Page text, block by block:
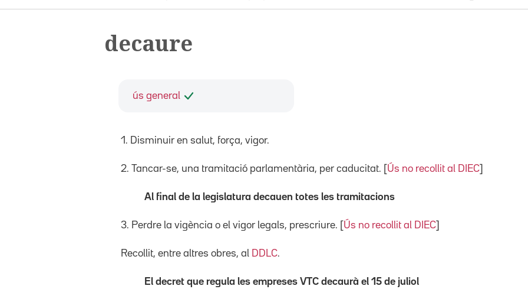
decaure
ús general
1. Disminuir en salut, força, vigor.
2. Tancar-se, una tramitació parlamentària, per caducitat. [ Ús no recollit al DIEC
Al final de la legislatura decauen totes les tramitacions
3. Perdre la vigència o el vigor legals, prescriure. [ Ús no recollit al DIEC
Recollit, entre altres obres, al DDLC.
El decret que regula les empreses VTC decaurà el 15 de juliol